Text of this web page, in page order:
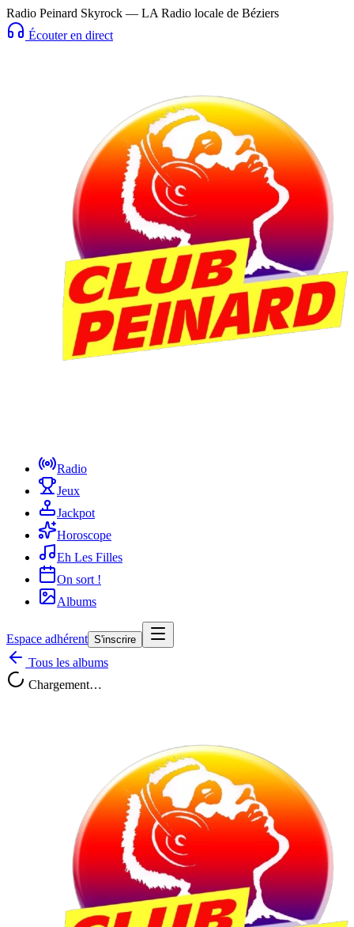
Radio Peinard Skyrock — LA Radio locale de Béziers
Écouter en direct
Radio
Jeux
Jackpot
Horoscope
Eh Les Filles
On sort !
Albums
Espace adhérent S'inscrire
Tous les albums
Chargement…